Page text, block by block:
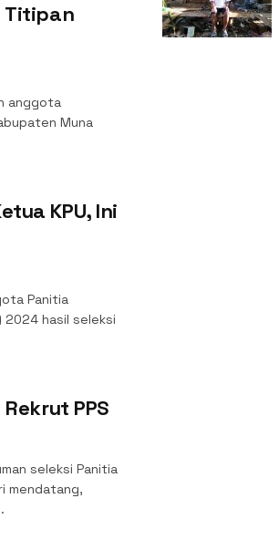
Titipan
anggota
Muna
KPU, Ini
Panitia
2024 hasil seleksi
PPS
seleksi Panitia
mendatang,